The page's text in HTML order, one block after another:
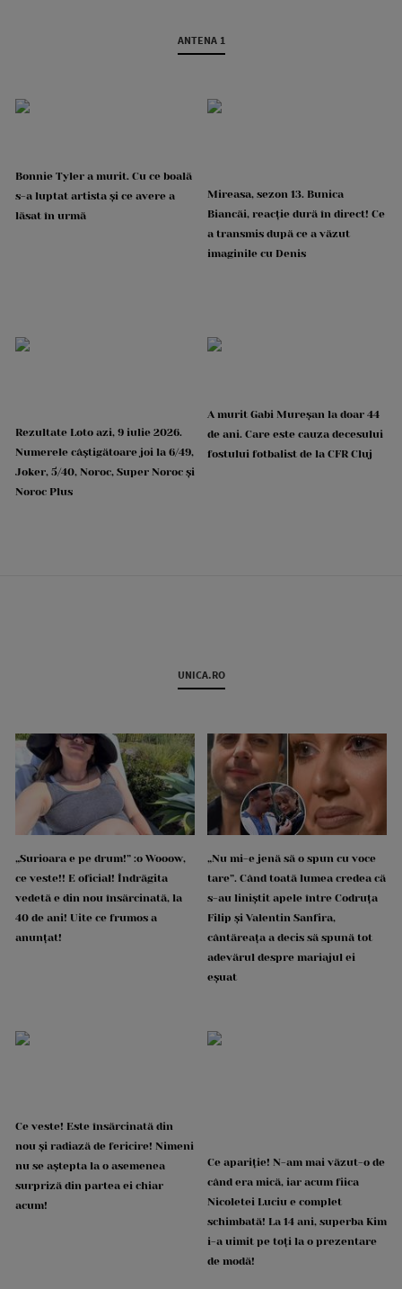
ANTENA 1
Bonnie Tyler a murit. Cu ce boală
s-a luptat artista și ce avere a
lăsat în urmă
Mireasa, sezon 13. Bunica
Biancăi, reacție dură în direct! Ce
a transmis după ce a văzut
imaginile cu Denis
Rezultate Loto azi, 9 iulie 2026.
Numerele câștigătoare joi la 6/49,
Joker, 5/40, Noroc, Super Noroc și
Noroc Plus
A murit Gabi Mureșan la doar 44
de ani. Care este cauza decesului
fostului fotbalist de la CFR Cluj
UNICA.RO
„Surioara e pe drum!” :o Wooow,
ce veste!! E oficial! Îndrăgita
vedetă e din nou însărcinată, la
40 de ani! Uite ce frumos a
anunțat!
„Nu mi-e jenă să o spun cu voce
tare”. Când toată lumea credea că
s-au liniștit apele între Codruța
Filip și Valentin Sanfira,
cântăreața a decis să spună tot
adevărul despre mariajul ei
eșuat
Ce veste! Este însărcinată din
nou și radiază de fericire! Nimeni
nu se aștepta la o asemenea
surpriză din partea ei chiar
acum!
Ce apariție! N-am mai văzut-o de
când era mică, iar acum fiica
Nicoletei Luciu e complet
schimbată! La 14 ani, superba Kim
i-a uimit pe toți la o prezentare
de modă!